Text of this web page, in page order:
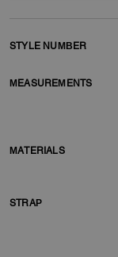
STYLE NUMBER
MEASUREMENTS
MATERIALS
STRAP